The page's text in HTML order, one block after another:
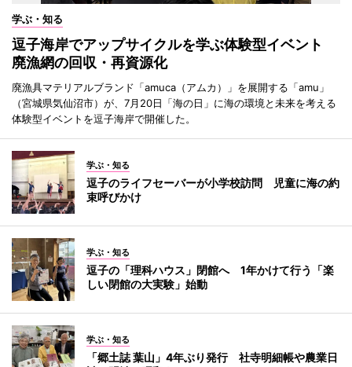
学ぶ・知る
逗子海岸でアップサイクルを学ぶ体験型イベント
廃漁網の回収・再資源化
廃漁具マテリアルブランド「amuca（アムカ）」を展開する「amu」
（宮城県気仙沼市）が、7月20日「海の日」に海の環境と未来を考える
体験型イベントを逗子海岸で開催した。
学ぶ・知る
逗子のライフセーバーが小学校訪問 児童に海の約
束呼びかけ
学ぶ・知る
逗子の「理科ハウス」閉館へ 1年かけて行う「楽
しい閉館の大実験」始動
学ぶ・知る
「郷土誌 葉山」4年ぶり発行 社寺明細帳や農業日